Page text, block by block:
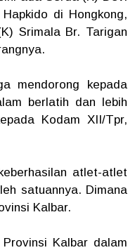
di Hongkong,
Srimala Br. Tarigan
mendorong kepada
berlatih dan lebih
Kodam XII/Tpr,
atlet-atlet
satuannya. Dimana
Kalbar.
Kalbar dalam